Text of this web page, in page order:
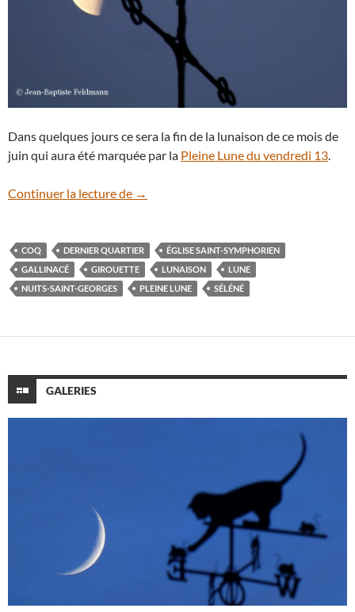
Dans quelques jours ce sera la fin de la lunaison de ce mois de
juin qui aura été marquée par la Pleine Lune du vendredi 13.
Continuer la lecture de Dernier Quartier pour un coq
→
COQ DERNIER QUARTIER
ÉGLISE SAINT-SYMPHORIEN
GALLINACÉ
GIROUETTE LUNAISON
LUNE
NUITS-SAINT-GEORGES
PLEINE LUNE SÉLÉNÉ
GALERIES